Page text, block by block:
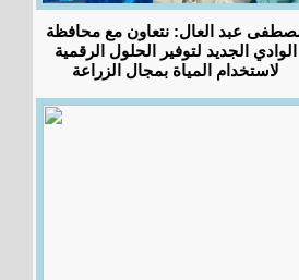
مصطفى عبد العال: نتعاون مع محافظة
الوادي الجديد لتوفير الحلول الرقمية
لاستخدام المياة بمجال الزراعة